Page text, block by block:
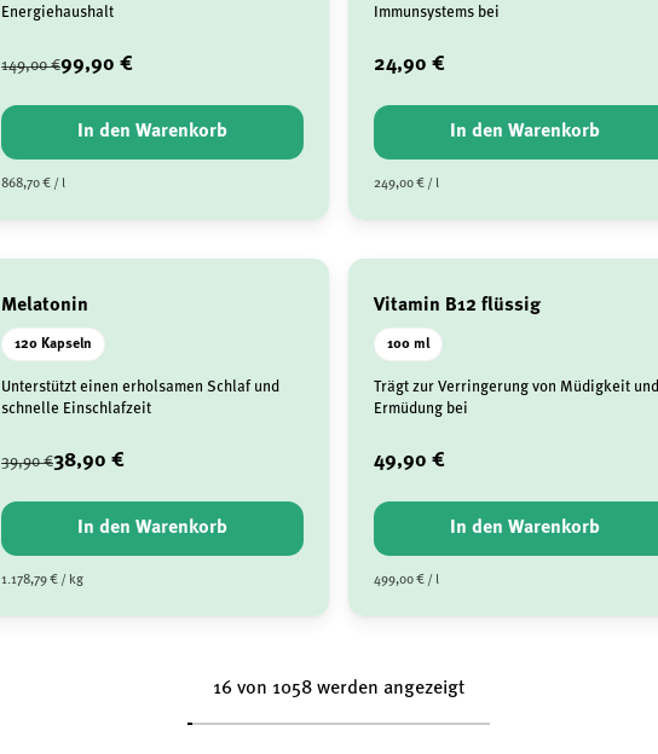
Energiehaushalt
149,00 €99,90 €
In den Warenkorb
868,70 € / l
Immunsystems bei
24,90 €
In den Warenkorb
249,00 € / l
Melatonin
120 Kapseln
Unterstützt einen erholsamen Schlaf und
schnelle Einschlafzeit
39,90 €38,90 €
In den Warenkorb
1.178,79 € / kg
Vitamin B12 flüssig
100 ml
Trägt zur Verringerung von Müdigkeit und
Ermüdung bei
49,90 €
In den Warenkorb
499,00 € / l
16 von 1058 werden angezeigt